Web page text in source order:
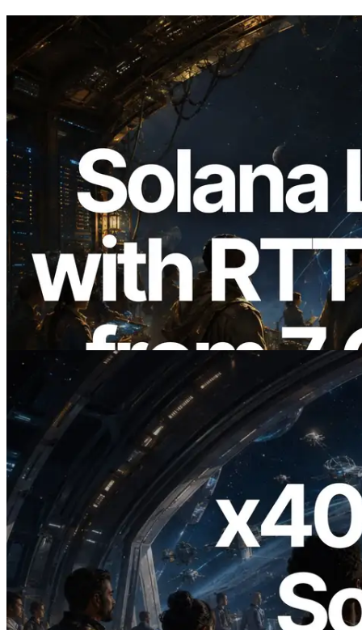
2026.08.05
ERPC erweitert Solana Leader Slot API
um Ping-Messung aus 7 globalen
Regionen — Validators Information API
ebenfalls gestartet
Lesen Sie diesen Artikel
2026.07.04
ERPC startet x402-fähige Solana RPC —
Der Beginn einer Ära, in der KI-Agenten
APIs bei Bedarf bezahlen